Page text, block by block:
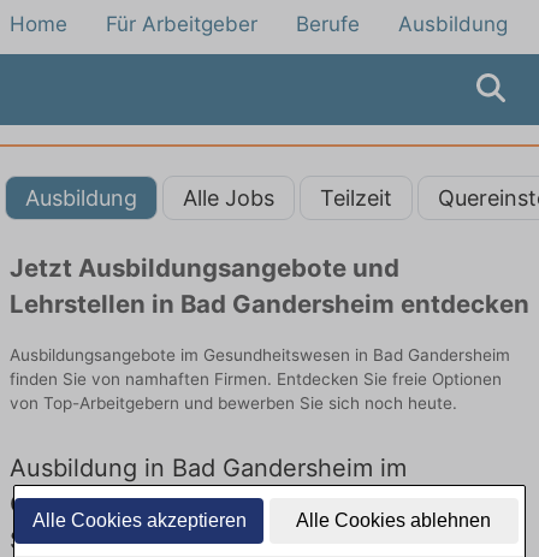
Alle Cookies akzeptieren Alle Cookies ablehnen
Home Für Arbeitgeber Berufe Ausbildung
Ausbildung Alle Jobs Teilzeit
Jetzt Ausbildungsangebote und
Lehrstellen in Bad Gandersheim entdecken
Ausbildungsangebote im Gesundheitswesen in Bad Gandersheim
finden Sie von namhaften Firmen. Entdecken Sie freie Optionen
von Top-Arbeitgebern und bewerben Sie sich noch heute.
Ausbildung in Bad Gandersheim im
Gesundheitswesen: Aktuell gibt es keine
Stellenangebote für Ausbildung in Bad